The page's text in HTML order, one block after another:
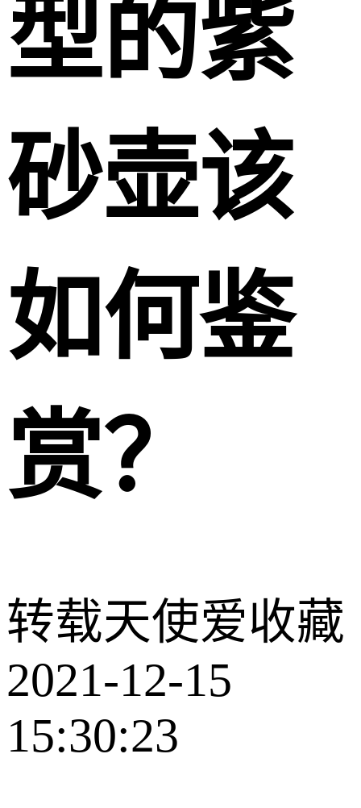
型的紫
砂壶该
如何鉴
赏？
转载天使爱收藏
2021-12-15
15:30:23